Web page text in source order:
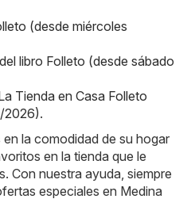
(desde miércoles
libro Folleto (desde sábado
Tienda en Casa Folleto
.
la comodidad de su hogar
en la tienda que le
Con nuestra ayuda, siempre
especiales en Medina